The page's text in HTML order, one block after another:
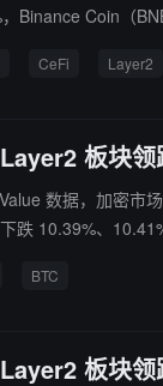
块 24 小时上涨 2.46%，Solana（SOL）上涨 3.80%，
行情的加密板块指
CeFi Layer2
板块
数据，加密市
跌 10.39%、
Meme 板块下跌
BTC
板块